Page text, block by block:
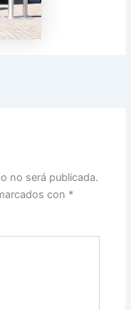
no será publicada.
con *